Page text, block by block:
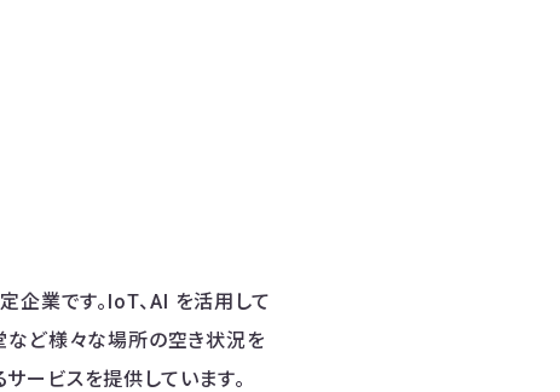
業です。IoT、AI を活用して
など様々な場所の空き状況を
ービスを提供しています。